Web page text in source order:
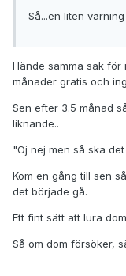
Så...en liten
Hände samma sak för
månader gratis och
Sen efter 3.5 månad
liknande..
"Oj nej men så ska
Kom en gång till sen
det började gå.
Ett fint sätt att lura
Så om dom försöker,